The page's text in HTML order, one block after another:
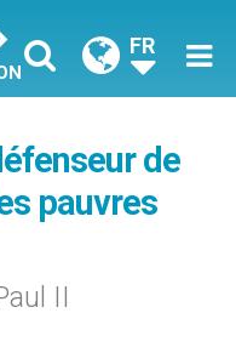
FR
de
pauvres
II